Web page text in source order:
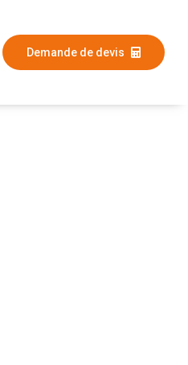
Demande de devis